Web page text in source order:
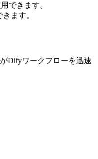
できます。
ます。
Difyワークフローを迅速